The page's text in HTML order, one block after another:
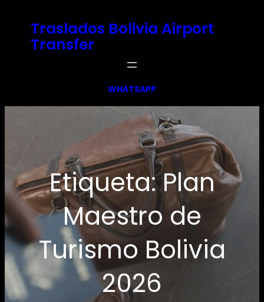
contenido
Traslados Bolivia Airport
Transfer
WHATSAPP
Etiqueta:Plan
Maestro de
Turismo Bolivia
2026